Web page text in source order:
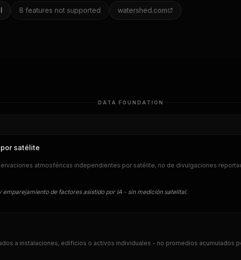
8 features not supported watershed.com
DATA FOUNDATION
satélite
atmosféricas independientes por satélite, no de divulgaciones
emparejamiento de factores asistido por IA - sin medición satelital.
a instalaciones, edificios o activos individuales - no promedios acumulados